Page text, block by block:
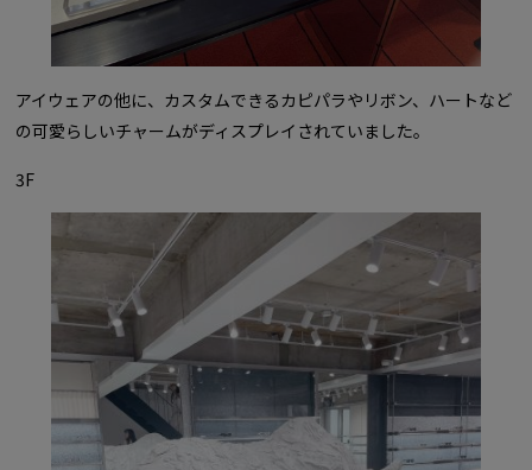
アイウェアの他に、カスタムできるカピパラやリボン、ハートなど
の可愛らしいチャームがディスプレイされていました。
3F